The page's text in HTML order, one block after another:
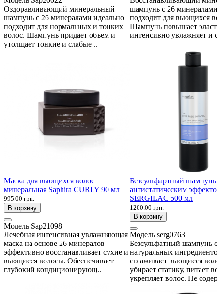
Оздоравливающий минеральный
шампунь с 26 минералами идеально
подходит для нормальных и тонких
волос. Шампунь придает объем и
утолщает тонкие и слабые ..
шампунь с 26
подходит для вьющихся
Шампунь повышает
интенсивно увлажняет и
Маска для вьющихся волос
минеральная Saphira CURLY 90 мл
995.00 грн.
В корзину
Модель Sap21098
Лечебная интенсивная увлажняющая
маска на основе 26 минералов
эффективно восстанавливает сухие и
вьющиеся волосы. Обеспечивает
глубокий кондиционирующ..
Безсульфартный шампунь
антистатическим
SERGILAC 500 мл
1200.00 грн.
В корзину
Модель serg0763
Безсульфатный шампунь
натуральных
сглаживает вьющиеся
убирает статику, питает
укрепляет волос. Не